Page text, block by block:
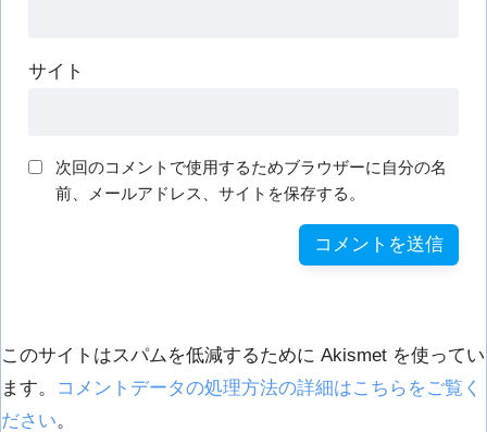
サイト
次回のコメントで使用するためブラウザーに自分の名
前、メールアドレス、サイトを保存する。
このサイトはスパムを低減するために Akismet を使ってい
ます。
コメントデータの処理方法の詳細はこちらをご覧く
ださい。